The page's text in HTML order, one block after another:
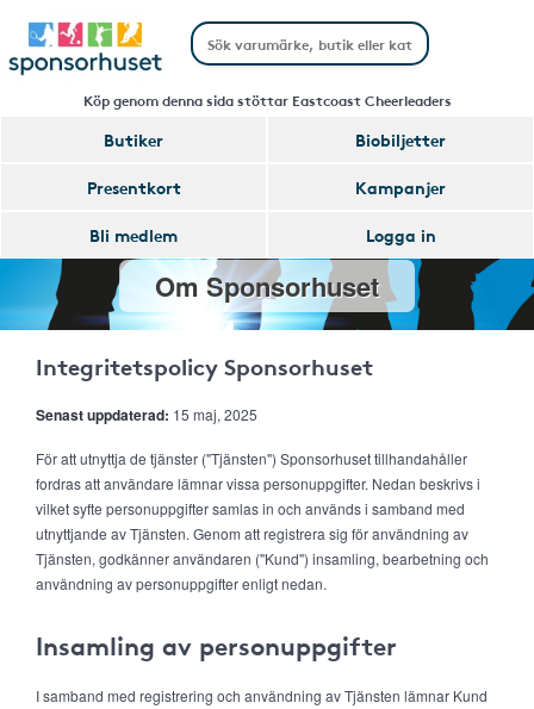
Köp genom denna sida stöttar Eastcoast Cheerleaders
Butiker
Biobiljetter
Presentkort
Kampanjer
Bli medlem
Logga in
Om Sponsorhuset
Integritetspolicy Sponsorhuset
Senast uppdaterad: 15 maj, 2025
För att utnyttja de tjänster ("Tjänsten") Sponsorhuset tillhandahåller
fordras att användare lämnar vissa personuppgifter. Nedan beskrivs i
vilket syfte personuppgifter samlas in och används i samband med
utnyttjande av Tjänsten. Genom att registrera sig för användning av
Tjänsten, godkänner användaren ("Kund") insamling, bearbetning och
användning av personuppgifter enligt nedan.
Insamling av personuppgifter
I samband med registrering och användning av Tjänsten lämnar Kund